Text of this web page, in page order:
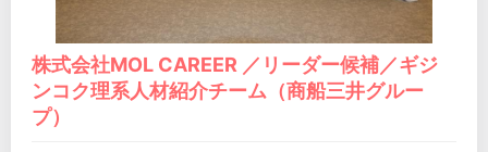
株式会社MOL CAREER ／リーダー候補／ギジ
ンコク理系人材紹介チーム（商船三井グルー
プ）